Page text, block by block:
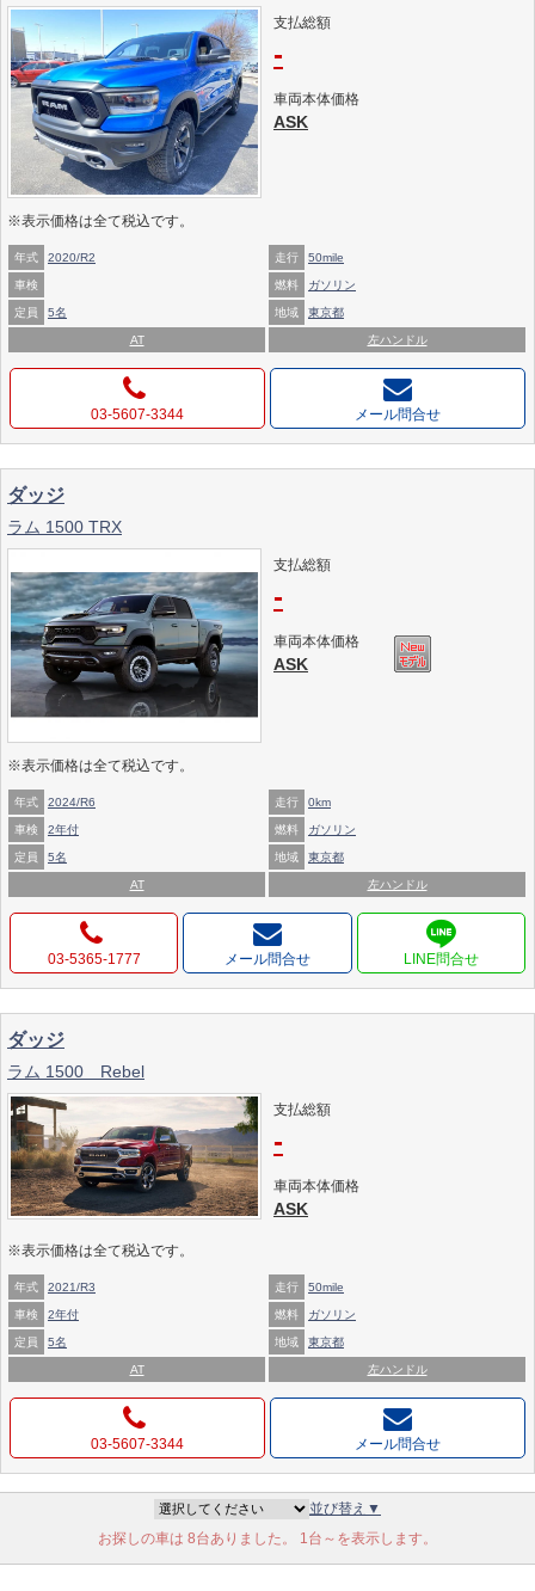
支払総額
-
車両本体価格
ASK
※表示価格は全て税込です。
年式 2020/R2 走行 50mile
車検 燃料 ガソリン
定員 5名 地域 東京都
AT 左ハンドル
03-5607-3344 メール問合せ
ダッジ
ラム 1500 TRX
支払総額
-
車両本体価格
ASK
※表示価格は全て税込です。
年式 2024/R6 走行 0km
車検 2年付 燃料 ガソリン
定員 5名 地域 東京都
AT 左ハンドル
03-5365-1777 メール問合せ
ダッジ
ラム 1500 Rebel
支払総額
-
車両本体価格
ASK
※表示価格は全て税込です。
年式 2021/R3 走行 50mile
車検 2年付 燃料 ガソリン
定員 5名 地域 東京都
AT 左ハンドル
03-5607-3344 メール問合せ
並び替え▼
お探しの車は 8台ありました。 1台～を表示します。